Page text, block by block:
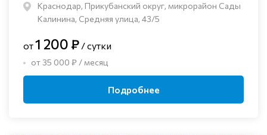
Краснодар, Прикубанский округ, микрорайон Сады
Калинина, Средняя улица, 43/5
от1 200 ₽ / сутки
от 35 000 ₽ / месяц
Подробнее